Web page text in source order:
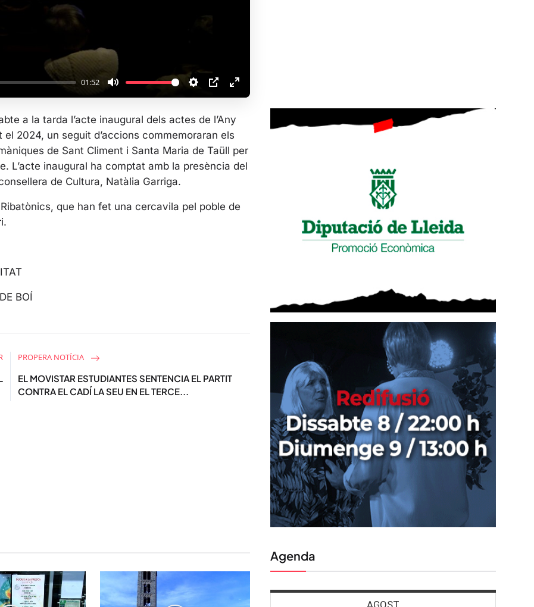
01:52
M
t
e
S
t
t
i
n
P
P
E
t
r
f
l
a la tarda l’acte inaugural dels actes de l’Any
2024, un seguit d’accions commemoraran els
de Sant Climent i Santa Maria de Taüll per
L’acte inaugural ha comptat amb la presència del
de Cultura, Natàlia Garriga.
que han fet una cercavila pel poble de
BOÍ
PROPERA NOTÍCIA
EL MOVISTAR ESTUDIANTES SENTENCIA EL PARTIT
CONTRA EL CADÍ LA SEU EN EL TERCE...
Agenda